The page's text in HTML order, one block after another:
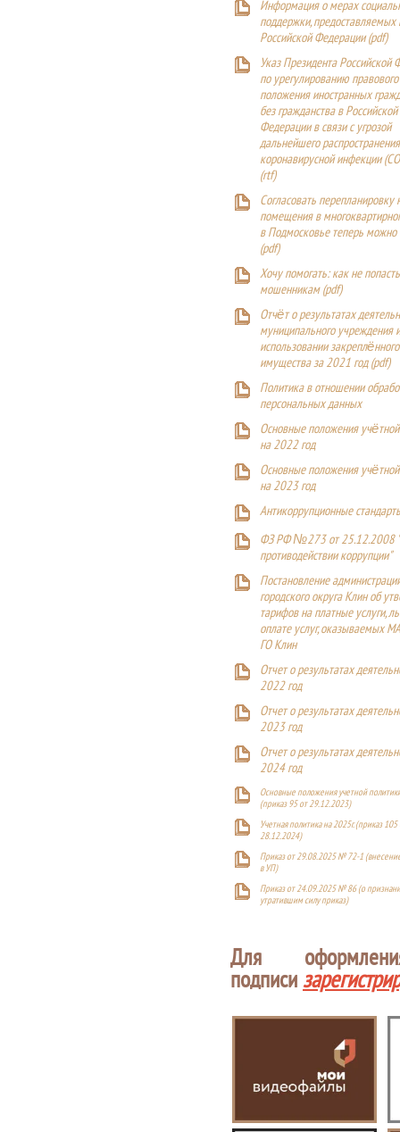
Информация о мерах
поддержки,
Российской Федерации (pdf)
Указ Президента Российской
по урегулированию правового
положения иностранных
без гражданства в Российской
Федерации в связи с угрозой
дальнейшего
коронавирусной инфекции
(rtf)
Согласовать перепланировку
помещения в
в Подмосковье теперь можно
(pdf)
Хочу помогать: как не
мошенникам (pdf)
Отчёт о результатах
муниципального учреждения
использовании
имущества за 2021 год (pdf)
Политика в отношении
персональных данных
Основные положения
на 2022 год
Основные положения
на 2023 год
Антикоррупционные
ФЗ РФ №273 от 25.12.2008
противодействии коррупции"
Постановление
городского округа Клин об
тарифов на платные услуги,
оплате услуг, оказываемых
ГО Клин
Отчет о результатах
2022 год
Отчет о результатах
2023 год
Отчет о результатах
2024 год
Основные положения учетной
(приказ 95 от 29.12.2023)
Учетная политика на 2025г. (приказ 105
28.12.2024)
Приказ от 29.08.2025 № 72-1
в УП)
Приказ от 24.09.2025 № 86 (о
утратившим силу приказ)
Для
подписи